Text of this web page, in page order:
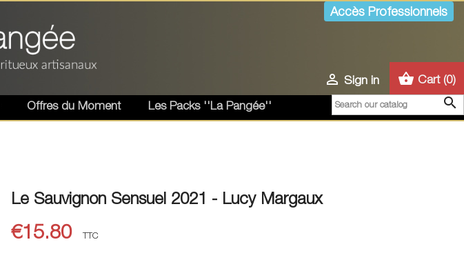
Accès Professionnels
 Sign in shopping_basket Cart (0)

Offres du Moment Les Packs ''La Pangée''
Le Sauvignon Sensuel 2021 - Lucy Margaux
€15.80 TTC